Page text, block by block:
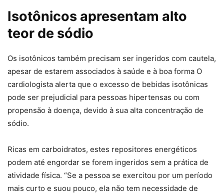
Isotônicos apresentam alto
teor de sódio
Os isotônicos também precisam ser ingeridos com cautela,
apesar de estarem associados à saúde e à boa forma O
cardiologista alerta que o excesso de bebidas isotônicas
pode ser prejudicial para pessoas hipertensas ou com
propensão à doença, devido à sua alta concentração de
sódio.
Ricas em carboidratos, estes repositores energéticos
podem até engordar se forem ingeridos sem a prática de
atividade física. “Se a pessoa se exercitou por um período
mais curto e suou pouco, ela não tem necessidade de